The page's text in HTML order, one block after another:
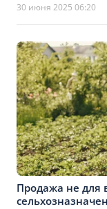
30 июня 2025 06:20
Продажа не для